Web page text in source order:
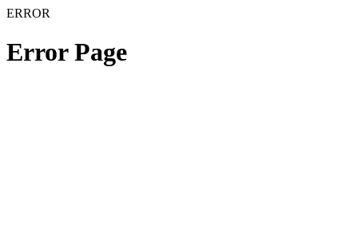
ERROR
Error Page